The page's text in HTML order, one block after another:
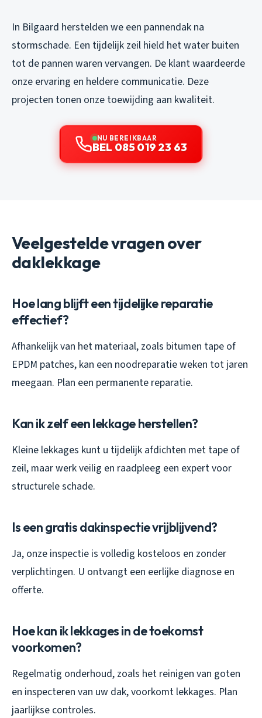
In Bilgaard herstelden we een pannendak na
stormschade. Een tijdelijk zeil hield het water buiten
tot de pannen waren vervangen. De klant waardeerde
onze ervaring en heldere communicatie. Deze
projecten tonen onze toewijding aan kwaliteit.
NU BEREIKBAAR
BEL 085 019 23 63
Veelgestelde vragen over
daklekkage
Hoe lang blijft een tijdelijke reparatie
effectief?
Afhankelijk van het materiaal, zoals bitumen tape of
EPDM patches, kan een noodreparatie weken tot jaren
meegaan. Plan een permanente reparatie.
Kan ik zelf een lekkage herstellen?
Kleine lekkages kunt u tijdelijk afdichten met tape of
zeil, maar werk veilig en raadpleeg een expert voor
structurele schade.
Is een gratis dakinspectie vrijblijvend?
Ja, onze inspectie is volledig kosteloos en zonder
verplichtingen. U ontvangt een eerlijke diagnose en
offerte.
Hoe kan ik lekkages in de toekomst
voorkomen?
Regelmatig onderhoud, zoals het reinigen van goten
en inspecteren van uw dak, voorkomt lekkages. Plan
jaarlijkse controles.